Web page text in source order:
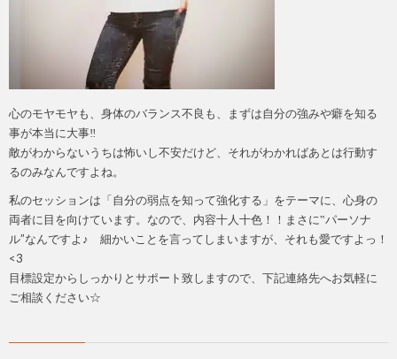
心のモヤモヤも、身体のバランス不良も、まずは自分の強みや癖を知る
事が本当に大事‼
敵がわからないうちは怖いし不安だけど、それがわかればあとは行動す
るのみなんですよね。
私のセッションは「自分の弱点を知って強化する」をテーマに、心身の
両者に目を向けています。なので、内容十人十色！！まさに‟パーソナ
ル”なんですよ♪ 細かいことを言ってしまいますが、それも愛ですよっ！
<3
目標設定からしっかりとサポート致しますので、下記連絡先へお気軽に
ご相談ください☆